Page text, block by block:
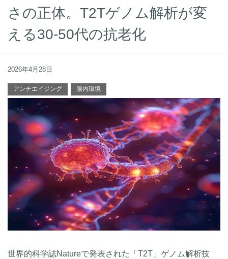
さの正体。T2Tゲノム解析が変
える30-50代の抗老化
2026年4月28日
アンチエイジング 腸内環境
世界的科学誌Natureで発表された「T2T」ゲノム解析技